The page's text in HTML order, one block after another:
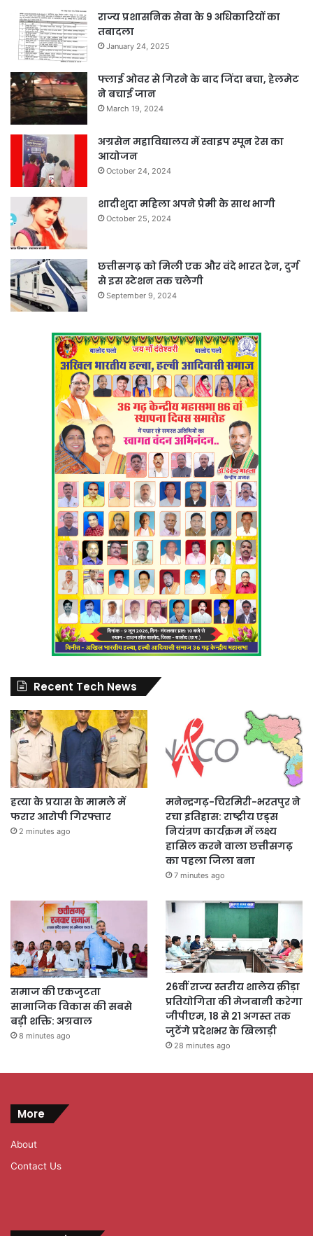
राज्य प्रशासनिक सेवा के 9 अधिकारियों का
तबादला
January 24, 2025
फ्लाई ओवर से गिरने के बाद जिंदा बचा, हेलमेट
ने बचाई जान
March 19, 2024
अग्रसेन महाविद्यालय में स्वाइप स्पून रेस का
आयोजन
October 24, 2024
शादीशुदा महिला अपने प्रेमी के साथ भागी
October 25, 2024
छत्तीसगढ़ को मिली एक और वंदे भारत ट्रेन, दुर्ग
से इस स्टेशन तक चलेगी
September 9, 2024
Recent Tech News
हत्या के प्रयास के मामले में
फरार आरोपी गिरफ्तार
2 minutes ago
मनेन्द्रगढ़-चिरमिरी-भरतपुर ने
रचा इतिहास: राष्ट्रीय एड्स
नियंत्रण कार्यक्रम में लक्ष्य
हासिल करने वाला छत्तीसगढ़
का पहला जिला बना
7 minutes ago
समाज की एकजुटता
सामाजिक विकास की सबसे
बड़ी शक्ति: अग्रवाल
8 minutes ago
26वीं राज्य स्तरीय शालेय क्रीड़ा
प्रतियोगिता की मेजबानी करेगा
जीपीएम, 18 से 21 अगस्त तक
जुटेंगे प्रदेशभर के खिलाड़ी
28 minutes ago
More
About
Contact Us